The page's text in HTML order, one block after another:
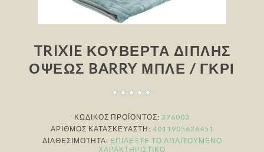
TRIXIE ΚΟΥΒΈΡΤΑ ΔΙΠΛΉΣ
ΌΨΕΩΣ BARRY ΜΠΛΕ / ΓΚΡΙ
ΚΩΔΙΚΟΣ ΠΡΟΪΟΝΤΟΣ: 376003
ΑΡΙΘΜΌΣ ΚΑΤΑΣΚΕΥΑΣΤΉ: 4011905626451
ΔΙΑΘΕΣΙΜΌΤΗΤΑ: ΕΠΙΛΈΞΤΕ ΤΟ ΑΠΑΙΤΟΎΜΕΝΟ
ΧΑΡΑΚΤΗΡΙΣΤΙΚΌ